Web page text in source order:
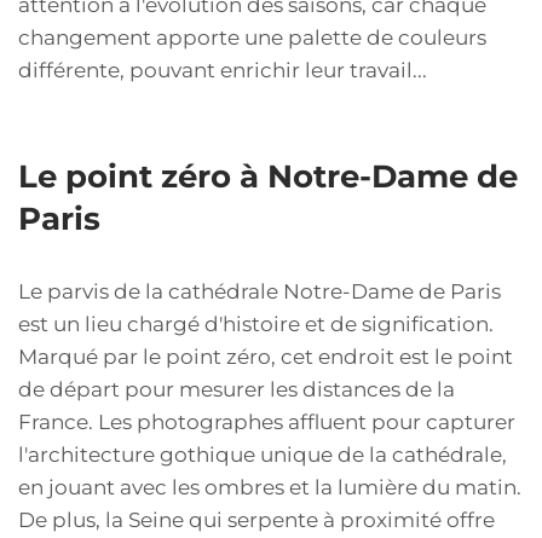
changement apporte une palette de couleurs
différente, pouvant enrichir leur travail...
Le point zéro à Notre-Dame de
Paris
Le parvis de la cathédrale Notre-Dame de Paris
est un lieu chargé d'histoire et de signification.
Marqué par le point zéro, cet endroit est le point
de départ pour mesurer les distances de la
France. Les photographes affluent pour capturer
l'architecture gothique unique de la cathédrale,
en jouant avec les ombres et la lumière du matin.
De plus, la Seine qui serpente à proximité offre